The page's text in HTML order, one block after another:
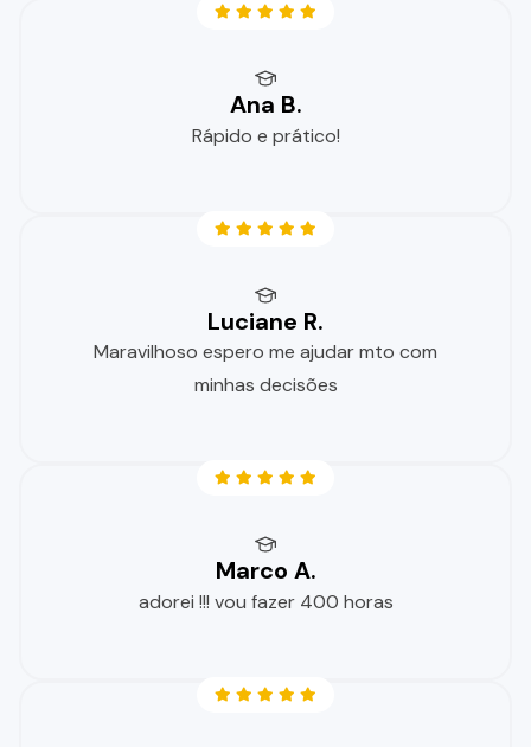
Ana B.
Rápido e prático!
Luciane R.
Maravilhoso espero me ajudar mto com
minhas decisões
Marco A.
adorei !!! vou fazer 400 horas